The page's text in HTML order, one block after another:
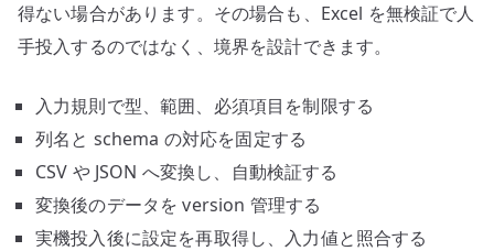
得ない場合があります。その場合も、Excel を無検証で人
手投入するのではなく、境界を設計できます。
入力規則で型、範囲、必須項目を制限する
列名と schema の対応を固定する
CSV や JSON へ変換し、自動検証する
変換後のデータを version 管理する
実機投入後に設定を再取得し、入力値と照合する